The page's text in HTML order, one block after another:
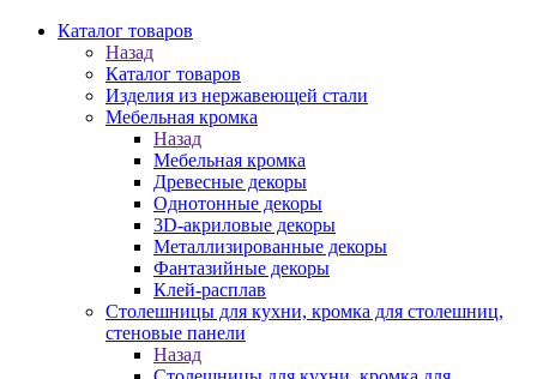
Каталог товаров
Назад
Каталог товаров
Изделия из нержавеющей стали
Мебельная кромка
Назад
Мебельная кромка
Древесные декоры
Однотонные декоры
3D-акриловые декоры
Металлизированные декоры
Фантазийные декоры
Клей-расплав
Столешницы для кухни, кромка для столешниц,
стеновые панели
Назад